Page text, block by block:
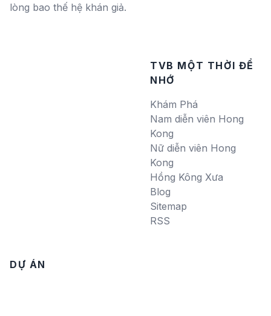
lòng bao thế hệ khán giả.
TVB MỘT THỜI ĐỂ
NHỚ
Khám Phá
Nam diễn viên Hong
Kong
Nữ diễn viên Hong
Kong
Hồng Kông Xưa
Blog
Sitemap
RSS
DỰ ÁN